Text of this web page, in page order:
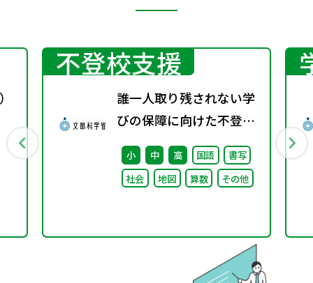
不登校支援
誰一人取り残されない学
びの保障に向けた不登校
対策推進本部（第4回）
安心して学べる魅力ある
学校づくりの推進に向け
小 中 高 国語
書写
社会
地図 算数 その他